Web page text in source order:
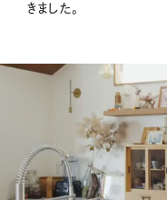
きました。